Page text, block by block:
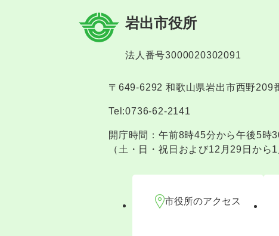
岩出市役所
法人番号3000020302091
〒649-6292 和歌山県岩出市西野209
Tel:0736-62-2141
開庁時間：午前8時45分から午後5時
（土・日・祝日および12月29日から1
市役所のアクセス